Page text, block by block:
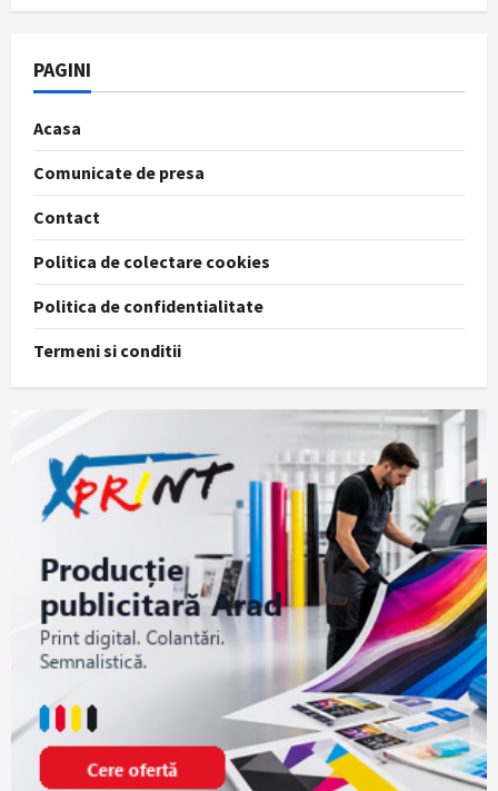
PAGINI
Acasa
Comunicate de presa
Contact
Politica de colectare cookies
Politica de confidentialitate
Termeni si conditii